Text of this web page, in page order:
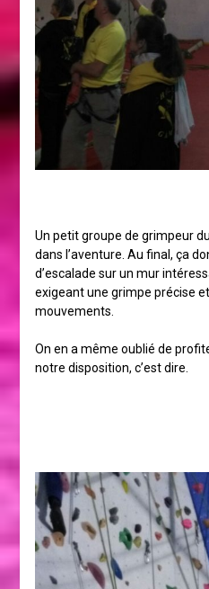
Un petit groupe de grimpeur
dans l’aventure. Au final, ça
d’escalade sur un mur
exigeant une grimpe précise
mouvements.
On en a même oublié de
notre disposition, c’est dire.